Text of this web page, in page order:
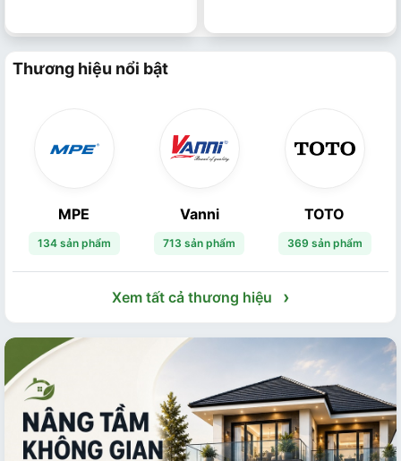
Thương hiệu nổi bật
MPE
134 sản phẩm
Vanni
713 sản phẩm
TOTO
369 sản phẩm
Xem tất cả thương hiệu ›